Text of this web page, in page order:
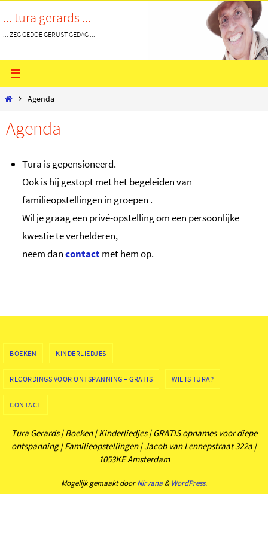
naar
inhoud
... tura gerards ...
... ZEG GEDOE GERUST GEDAG ...
HomeAgenda
Agenda
Tura is gepensioneerd.
Ook is hij gestopt met het begeleiden van
familieopstellingen in groepen .
Wil je graag een privé-opstelling om een persoonlijke
kwestie te verhelderen,
neem dancontactmet hem op.
BOEKEN KINDERLIEDJES
RECORDINGS VOOR ONTSPANNING – GRATIS WIE IS TURA?
CONTACT
Tura Gerards | Boeken | Kinderliedjes | GRATIS opnames voor diepe
ontspanning | Familieopstellingen | Jacob van Lennepstraat 322a |
1053KE Amsterdam
Mogelijk gemaakt doorNirvana & WordPress.